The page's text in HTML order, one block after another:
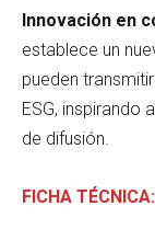
Innovación en
establece un
pueden
ESG, inspirando
de difusión.
FICHA TÉCNICA: